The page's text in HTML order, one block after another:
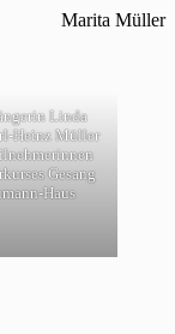
Marita Müller
Linda
Heinz Müller
Gesang
Haus